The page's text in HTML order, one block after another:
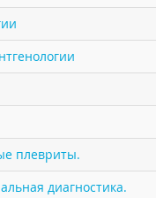
плевриты.
диагностика.